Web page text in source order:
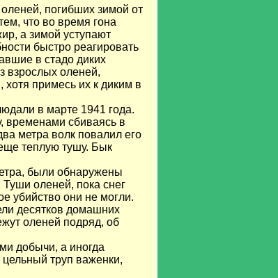
погибших зимой от
что во время гона
а зимой уступают
быстро реагировать
в стадо диких
взрослых оленей,
примесь их к диким в
в марте 1941 года.
временами сбиваясь в
метра волк повалил его
теплую тушу. Бык
были обнаружены
оленей, пока снег
убийство они не могли.
десятков домашних
оленей подряд, об
добычи, а иногда
труп важенки,